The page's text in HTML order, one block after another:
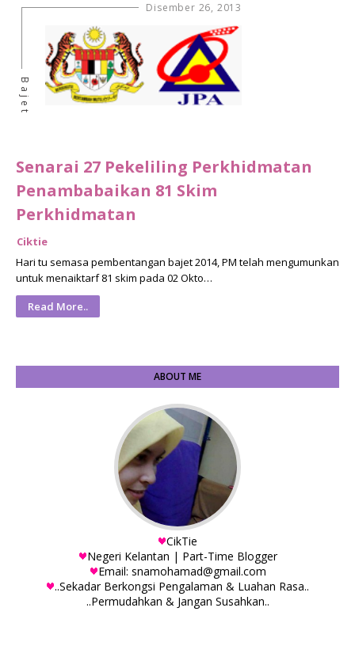
Disember 26, 2013
Bajet
Senarai 27 Pekeliling Perkhidmatan
Penambabaikan 81 Skim
Perkhidmatan
Ciktie
Hari tu semasa pembentangan bajet 2014, PM telah mengumunkan
untuk menaiktarf 81 skim pada 02 Okto…
Read More..
ABOUT ME
CikTie
Negeri Kelantan | Part-Time Blogger
Email: snamohamad@gmail.com
..Sekadar Berkongsi Pengalaman & Luahan Rasa..
..Permudahkan & Jangan Susahkan..